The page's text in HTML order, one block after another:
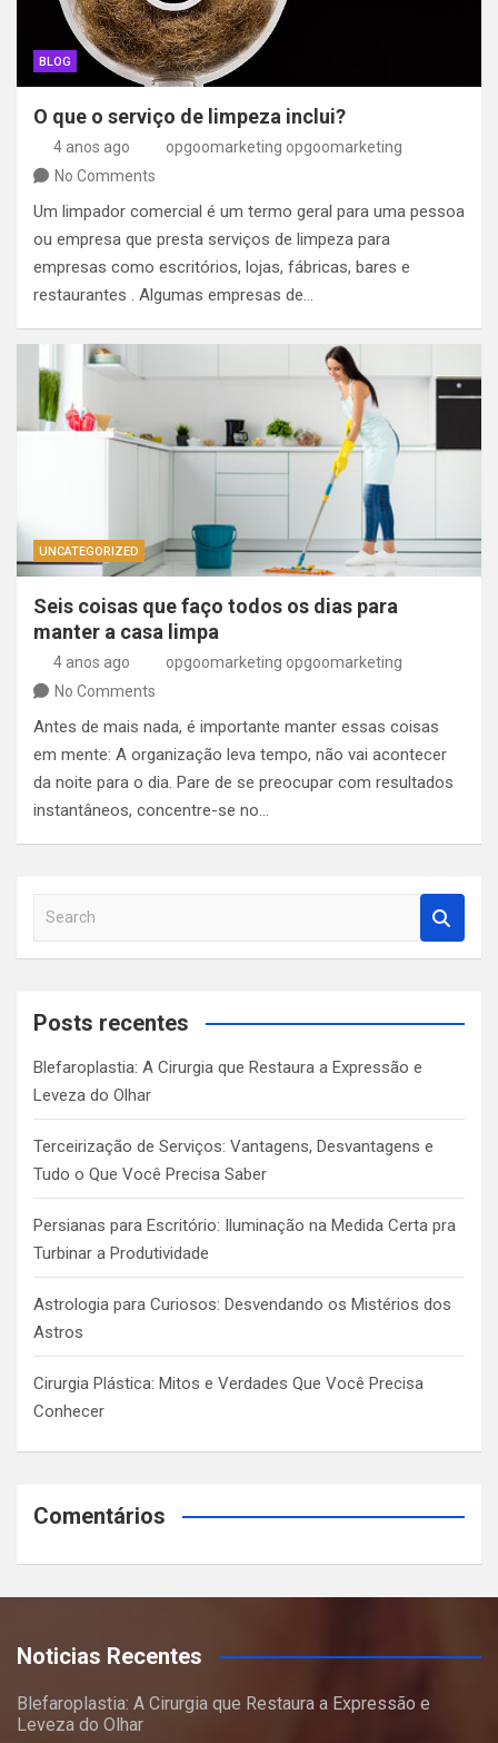
BLOG
O que o serviço de limpeza inclui?
4 anos ago
opgoomarketing opgoomarketing
No Comments
Um limpador comercial é um termo geral para uma pessoa
ou empresa que presta serviços de limpeza para
empresas como escritórios, lojas, fábricas, bares e
restaurantes . Algumas empresas de…
UNCATEGORIZED
Seis coisas que faço todos os dias para
manter a casa limpa
4 anos ago
opgoomarketing opgoomarketing
No Comments
Antes de mais nada, é importante manter essas coisas
em mente: A organização leva tempo, não vai acontecer
da noite para o dia. Pare de se preocupar com resultados
instantâneos, concentre-se no…
a
c
Posts recentes
Blefaroplastia: A Cirurgia que Restaura a Expressão e
Leveza do Olhar
Terceirização de Serviços: Vantagens, Desvantagens e
Tudo o Que Você Precisa Saber
Persianas para Escritório: Iluminação na Medida Certa pra
Turbinar a Produtividade
Astrologia para Curiosos: Desvendando os Mistérios dos
Astros
Cirurgia Plástica: Mitos e Verdades Que Você Precisa
Conhecer
Comentários
Noticias Recentes
Blefaroplastia: A Cirurgia que Restaura a Expressão e
Leveza do Olhar